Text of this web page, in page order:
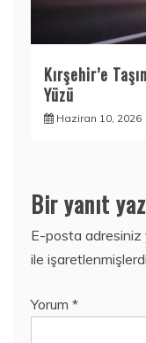
Kırşehir’e
Yüzü
Haziran 10, 2026
Bir yanıt
E-posta adresiniz
ile
Yorum *